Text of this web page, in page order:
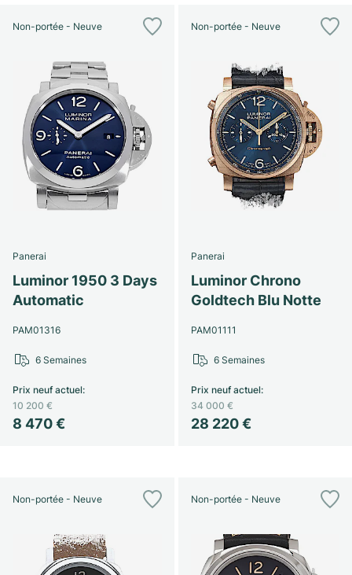
Non-portée - Neuve
Panerai
Luminor 1950 3 Days
Automatic
PAM01316
8 470 €
Prix neuf actuel:
10 200 €
6 Semaines
Non-portée - Neuve
Panerai
Luminor Chrono
Goldtech Blu Notte
PAM01111
28 220 €
Prix neuf actuel:
34 000 €
6 Semaines
Non-portée - Neuve Non-portée - Neuve